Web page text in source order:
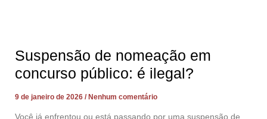
Suspensão de nomeação em
concurso público: é ilegal?
9 de janeiro de 2026 Nenhum comentário
Você já enfrentou ou está passando por uma suspensão de